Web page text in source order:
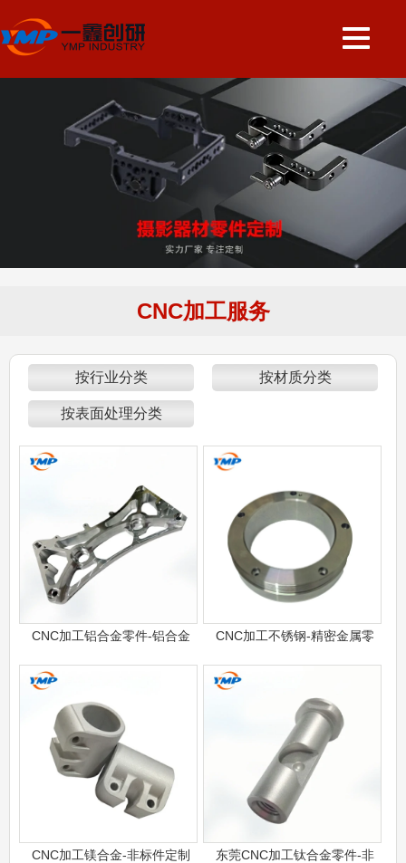
CNC加工服务
按行业分类 按材质分类
按表面处理分类
CNC加工铝合金零件-铝合金 CNC加工不锈钢-精密金属零
CNC加工镁合金-非标件定制 东莞CNC加工钛合金零件-非